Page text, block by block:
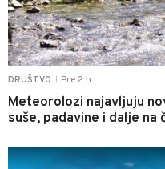
DRUŠTVO Pre 2 h
Meteorolozi najavljuju
suše, padavine i dalje na